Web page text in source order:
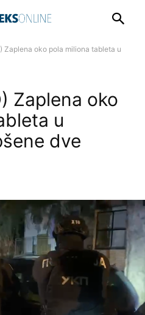
Zaplena oko pola miliona tableta u
Zaplena oko
u
dve